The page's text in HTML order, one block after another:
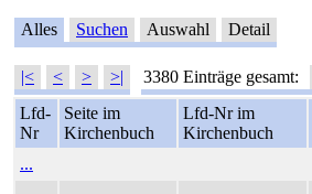
Alles Suchen Auswahl Detail
|< < > >| 3380 Einträge gesamt:
Lfd-
Nr
Seite im
Kirchenbuch
Lfd-Nr im
Kirchenbuch
...